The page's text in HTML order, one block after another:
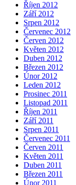
Říjen 2012
Září 2012
Srpen 2012
Červenec 2012
Červen 2012
Květen 2012
Duben 2012
Březen 2012
Únor 2012
Leden 2012
Prosinec 2011
Listopad 2011
Říjen 2011
Září 2011
Srpen 2011
Červenec 2011
Červen 2011
Květen 2011
Duben 2011
Březen 2011
Únor 2011